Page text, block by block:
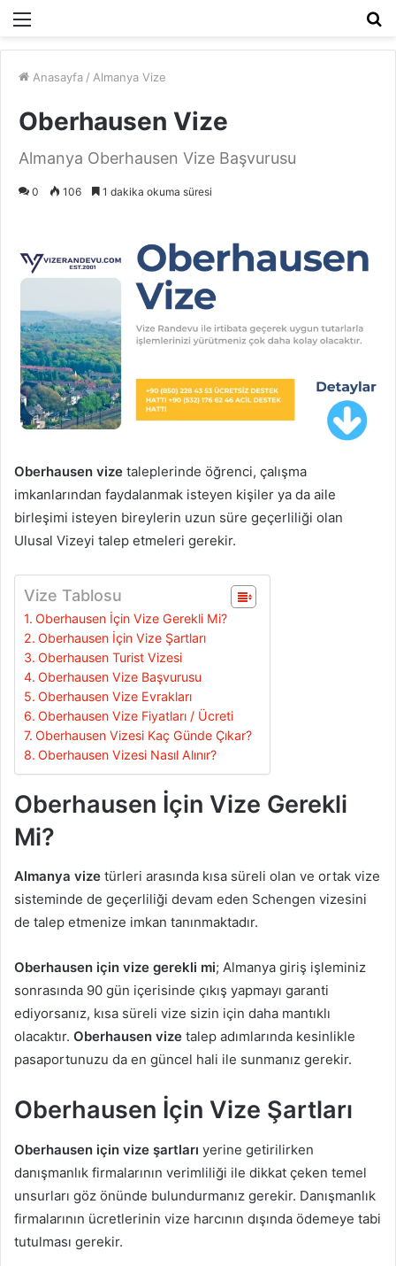
Anasayfa / Almanya Vize
Oberhausen Vize
Almanya Oberhausen Vize Başvurusu
0 106 1 dakika okuma süresi
Oberhausen vize taleplerinde öğrenci, çalışma
imkanlarından faydalanmak isteyen kişiler ya da aile
birleşimi isteyen bireylerin uzun süre geçerliliği olan
Ulusal Vizeyi talep etmeleri gerekir.
Vize Tablosu
Oberhausen İçin Vize Gerekli Mi?
Oberhausen İçin Vize Şartları
Oberhausen Turist Vizesi
Oberhausen Vize Başvurusu
Oberhausen Vize Evrakları
Oberhausen Vize Fiyatları / Ücreti
Oberhausen Vizesi Kaç Günde Çıkar?
Oberhausen Vizesi Nasıl Alınır?
Oberhausen İçin Vize Gerekli
Mi?
Almanya vize türleri arasında kısa süreli olan ve ortak vize
sisteminde de geçerliliği devam eden Schengen vizesini
de talep etmenize imkan tanınmaktadır.
Oberhausen için vize gerekli mi; Almanya giriş işleminiz
sonrasında 90 gün içerisinde çıkış yapmayı garanti
ediyorsanız, kısa süreli vize sizin için daha mantıklı
olacaktır. Oberhausen vize talep adımlarında kesinlikle
pasaportunuzu da en güncel hali ile sunmanız gerekir.
Oberhausen İçin Vize Şartları
Oberhausen için vize şartları yerine getirilirken
danışmanlık firmalarının verimliliği ile dikkat çeken temel
unsurları göz önünde bulundurmanız gerekir. Danışmanlık
firmalarının ücretlerinin vize harcının dışında ödemeye tabi
tutulması gerekir.